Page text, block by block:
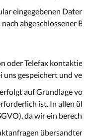
eingegebenen Daten
abgeschlossener
oder Telefax
uns gespeichert und
auf Grundlage von
ist. In allen
da wir ein
übersandten